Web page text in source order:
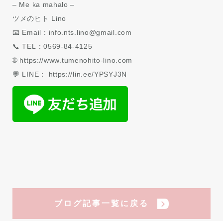
– Me ka mahalo –
ツメのヒト Lino
📧 Email：info.nts.lino@gmail.com
📞 TEL：0569-84-4125
🌐 https://www.tumenohito-lino.com
💬 LINE： https://lin.ee/YPSYJ3N
ブログ記事一覧に戻る